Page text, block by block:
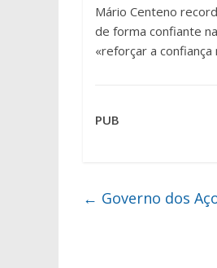
Mário Centeno
de forma confiante
«reforçar a
PUB
← Governo dos